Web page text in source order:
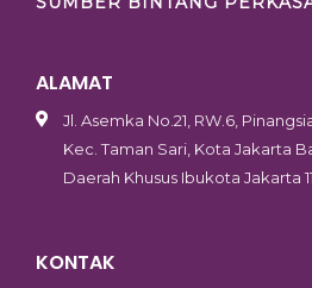
ALAMAT
Jl. Asemka No.21, RW.6,
Kec. Taman Sari, Kota Jakarta
Daerah Khusus Ibukota Jakarta
KONTAK